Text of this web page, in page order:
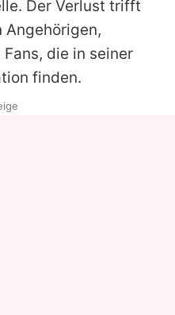
Der Verlust trifft
Angehörigen,
die in seiner
finden.